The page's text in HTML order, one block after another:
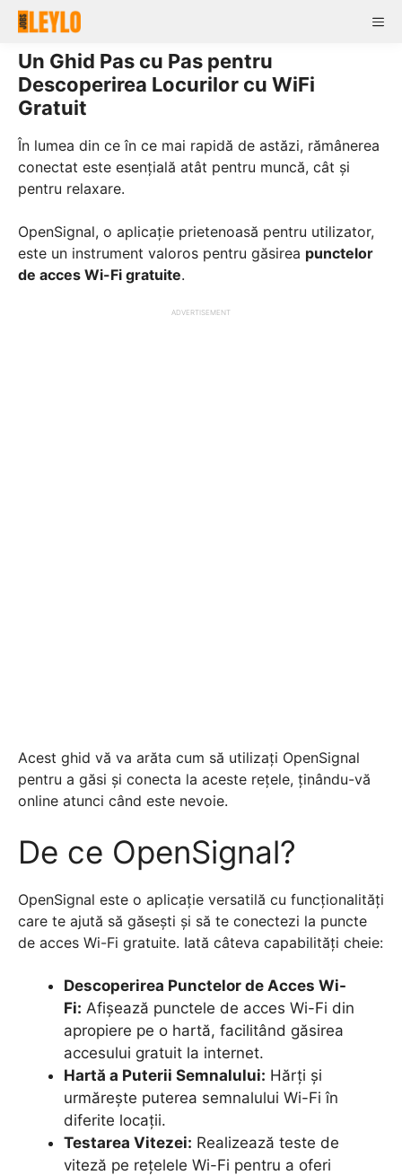
Skip
content
Un Ghid Pas cu Pas pentru
Descoperirea Locurilor cu WiFi
Gratuit
În lumea din ce în ce mai rapidă de astăzi, rămânerea
conectat este esențială atât pentru muncă, cât și
pentru relaxare.
OpenSignal, o aplicație prietenoasă pentru utilizator,
este un instrument valoros pentru găsirea punctelor
de acces Wi-Fi gratuite.
ADVERTISEMENT
Acest ghid vă va arăta cum să utilizați OpenSignal
pentru a găsi și conecta la aceste rețele, ținându-vă
online atunci când este nevoie.
De ce OpenSignal?
OpenSignal este o aplicație versatilă cu funcționalități
care te ajută să găsești și să te conectezi la puncte
de acces Wi-Fi gratuite. Iată câteva capabilități cheie:
Descoperirea Punctelor de Acces Wi-
Fi: Afișează punctele de acces Wi-Fi din
apropiere pe o hartă, facilitând găsirea
accesului gratuit la internet.
Hartă a Puterii Semnalului: Hărți și
urmărește puterea semnalului Wi-Fi în
diferite locații.
Testarea Vitezei: Realizează teste de
viteză pe rețelele Wi-Fi pentru a oferi